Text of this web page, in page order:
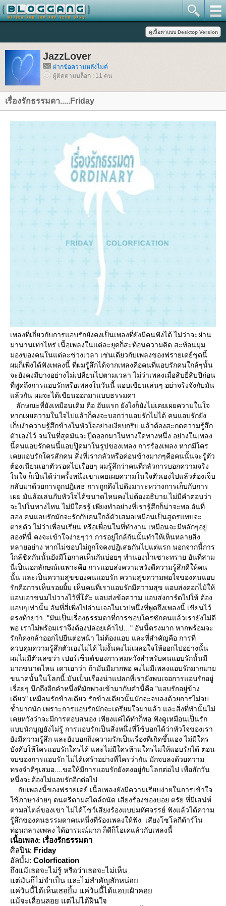
JazzLover
ฝากข้อความหลังไมค์
ผู้ติดตามบล็อก : 11 คน
เรื่องรักธรรมดา.....Friday
เพลงที่เกี่ยวกับการแอบรักยังคงเป็นเพลงที่ยังมีคนฟังได้ ไม่ว่าจะผ่าน
มานานเท่าไหร่ เนื้อเพลงในแต่ละยุคก็สะท้อนความคิด สะท้อนมุม
มองของคนในแต่ละช่วงเวลา เช่นเดียวกับเพลงของฟรายเดย์ชุดนี้
ผมก็เพิ่งได้ฟังเพลงนี้ ที่ผมรู้สึกได้จากเพลงคือคนที่แอบรักคนใกล้ๆนั้น
จะยังคงมีบางอย่างไม่เปลี่ยนไปตามเวลา ไม่ว่าเพลงเมื่อสิบยี่สิบปีก่อน
ที่พูดถึงการแอบรักหรือเพลงในวันนี้ แอบเขียนเล่นๆ อย่าจริงจังกับมัน
ล้วกัน ผมจะได้เขียนออกมาแบบธรรมดา
ลักษณะที่ยังเหมือนเดิม คือ อันแรก ยังไงก็ยังไม่เคยเผยความในใจ
หากเผยความในใจไปแล้วก็คงจะบอกว่าแอบรักไม่ได้ คนแอบรักยัง
เก็บงำความรู้สึกข้างในหัวใจอย่างเงียบกริบ แล้วต้องสะกดความรู้สึก
ตัวเองไว้ จนในที่สุดมันจะปู๊ดออกมาในทางใดทางหนึ่ง อย่างในเพลง
นี้คนแอบรักคนนี้แอบปู๊ดมาในรูปของเพลง การร้องเพลง หากมีใคร
เคยแอบรักใครสักคน สิ่งที่เรากลัวหรือค่อนข้างมากๆคือคนนั้นจะรู้ตัว
ต้องเนียนเอาตัวรอดไปเรื่อยๆ ผมรู้สึกว่าคนที่กลัวการบอกความจริง
นใจ ก็เป็นได้ว่าครั้งหนึ่งเขาเคยเผยความในใจตัวเองไปแล้วต้องเจ็บ
กลับมาด้วยการถูกปฎิเสธ การถูกดึงไปดึงมาระหว่างการเก็บกับการ
เผย มันล้อเล่นกับหัวใจได้ขนาดไหนคงไม่ต้องอธิบาย.ไม่มีคำตอบว่า
จะไปในทางไหน ไม่มีใครรู้ เพียงทำอย่างที่เรารู้สึกก็น่าจะพอ.อันที่
สอง คนแอบรักมักจะรักกับคนใกล้ตัวเสมอเหมือนเป็นสูตรแทบจะ
ตายตัว ไม่ว่าเพื่อนเรียน หรือเพื่อนในที่ทำงาน เหมือนจะมีหลักๆอยู่
สองที่นี้ คงจะเข้าใจง่ายๆว่า การอยู่ใกล้กันนั้นทำให้เห็นหลายสิ่ง
หลายอย่าง หากไม่ชอบไม่ถูกใจคงปฎิเสธกันไปแต่แรก นอกจากนี้การ
กล้ชิดกันนั้นยังมีโอกาสเห็นกันบ่อยๆ ทำนองน้ำเซาะทราย อันที่สาม
นี่เป็นเอกลักษณ์เฉพาะคือ การแอบส่งความหวังดีความรู้สึกดีให้คน
นั้น และเป็นความสุขของคนแอบรัก ความสุขความพอใจของคนแอบ
รักคือการเห็นรอยยิ้ม เห็นคนที่เราแอบรักมีความสุข แอบส่งดอกไม้ให้
อบเอาขนมไปวางไว้ที่โต๊ะ แอบส่งข้อความ แอบส่งการ์ดไปให้ ต้อง
อบๆเท่านั้น อันที่สี่เพิ่งไปอ่านเจอในเวปหนึ่งที่พูดถึงเพลงนี้ เขียนไว้
ตรงท้ายว่า.."มันเป็นเรื่องธรรมดาที่การชอบใค­รซักคนแล้วเรายังไม่ดี
พอ เราไม่พร้อมเราจึงต้องปล่อยเค้า­ไป… " อันนี้ตรงมาก หากพร้อมจะ
รักก็คงกล้าออกไปยืนต่อหน้า ไม่ต้องแอบ และที่สำคัญคือ การที่
ควบคุมความรู้สึกตัวเองไม่ได้ ไม่งั้นคงไม่เผลอใจให้ออกไปอย่างนั้น
ผมไม่มีตัวเลขว่า เปอร์เซ็นต์ของการสมหวังสำหรับคนแอบรักนั้นมี
มากขนาดไหน เดาเอาว่า ถ้ามันมีมากพอ คงไม่มีเพลงแอบรักมากมา
ขนาดนั้นในโลกนี้.มันเป็นเรื่องน่าแปลกที่เรายังพบเจอการแอบรักอยู่
เรื่อยๆ นึกถึงอีกคำหนึ่งที่มักพ่วงเข้ามากับคำนี้คือ "แอบรักอยู่ข้าง
เดียว" เหมือนรักข้างเดียว รักข้างเดียวนั้นมักจะจบลงด้วยการไม่จบ
ช้ำมากนัก เพราะการแอบรักมักจะเตรียมใจมาแล้ว และสิ่งที่ทำนั้นไม่
เคยหวังว่าจะมีการตอบสนอง เพียงแค่ได้ทำก็พอ ฟังดูเหมือนเป็นรัก
บบนักบุญยังไม่รู้ การแอบรักเป็นสิ่งหนึ่งที่ใช้บอกได้ว่าหัวใจของเรา
ังมีความรู้สึก และยังบอกถึงความรักเป็นเรื่องที่เกิดขึ้นเอง ไม่มีใคร
บังคับให้ใครแอบรักใครได้ และไม่มีใครห้ามใครไม่ให้แอบรักได้ ตอน
จบของการแอบรัก ไม่ได้เศร้าอย่างที่ใครว่ากัน มักจบลงด้วยความ
ทรงจำดีๆเสมอ....ขอให้มีการแอบรักยังคงอยู่กับโลกต่อไป เพื่อสักวัน
หนึ่งจะต้องไม่แอบรักอีกต่อไป
....กับเพลงนี้ของฟรายเดย์ เนื้อเพลงยังมีความเรียบง่ายในการเข้าใจ
ช้ภาษาง่ายๆ ดนตรีตามสไตล์ถนัด เสียงร้องของบอย ตรัย ที่มีเสน่ห์
ตามสไตล์ของเขา ไม่ได้โชว์เสียงร้องแบบมหัศจรรย์ ฟังแล้วได้ความ
รู้สึกของคนธรรมดาคนหนึ่งที่ร้องเพลงให้ฟัง เสียงโซโลกีต้าร์ใน
ท่อนกลางเพลง ได้อารมณ์มาก ก็ดีก็โอเคแล้วกับเพลงนี้
เนื้อเพลง: เรื่องรักธรรมดา
ศิลปิน: Friday
อัลบั้ม: Colorfication
ถึงแม้เธอจะไม่รู้ หรือว่าเธอจะไม่เห็น
ต่มันก็ไม่จำเป็น และไม่สำคัญสักหน่อ
ค่วันนี้ได้เห็นเธอยิ้ม แค่วันนี้ได้แอบเฝ้าคอ
ม้จะเลื่อนลอย แต่ไม่ได้ฝืนใจ